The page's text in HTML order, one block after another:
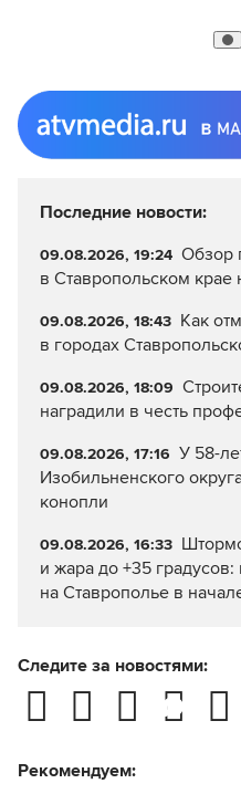
Последние новости:
в Ставропольском крае
09.08.2026, 18:43
Как
в городах
наградили в честь
09.08.2026, 17:16 У 58-
конопли